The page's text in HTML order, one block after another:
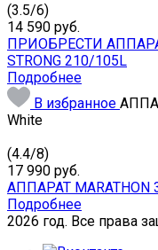
(3.5/6)
14 590 руб.
ПРИОБРЕСТИ
STRONG 210/105L
Подробнее
В избранное
White
(4.4/8)
17 990 руб.
АППАРАТ MARATHON
Подробнее
2026 год. Все права